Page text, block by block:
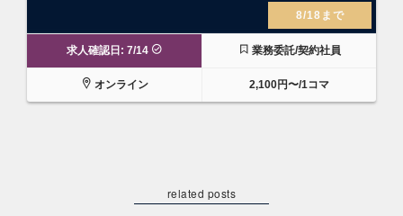
8/18まで
求人確認日: 7/14 業務委託/契約社員
オンライン 2,100円〜/1コマ